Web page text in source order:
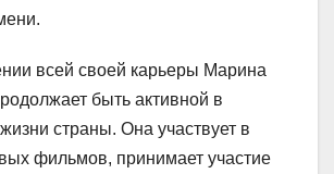
всей своей карьеры Марина
быть активной в
страны. Она участвует в
фильмов, принимает участие